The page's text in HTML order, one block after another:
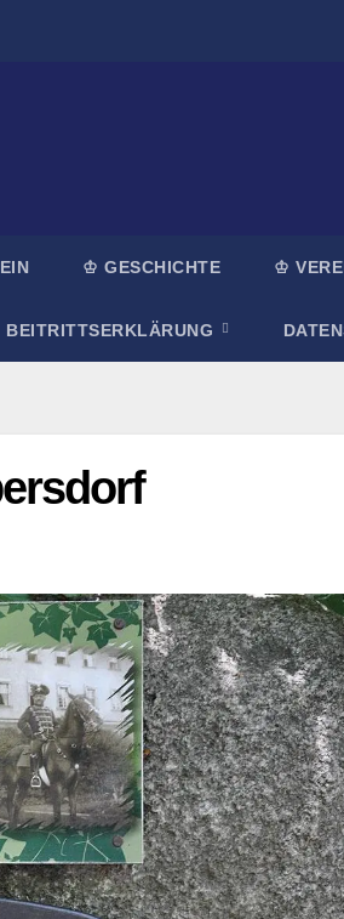
♔ GESCHICHTE ♔
BEITRITTSERKLÄRUNG